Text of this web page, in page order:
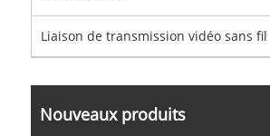
Liaison de transmission vidéo sans fil
Nouveaux produits